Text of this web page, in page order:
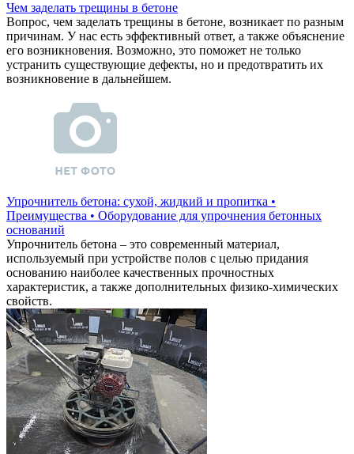
Чем заделать трещины в бетоне
Вопрос, чем заделать трещины в бетоне, возникает по разным
причинам. У нас есть эффективный ответ, а также объяснение
его возникновения. Возможно, это поможет не только
устранить существующие дефекты, но и предотвратить их
возникновение в дальнейшем.
Упрочнитель бетона: сухой, жидкий и пропитка •
Преимущества • Оборудование для упрочнения бетонных
оснований
Упрочнитель бетона – это современный материал,
используемый при устройстве полов с целью придания
основанию наиболее качественных прочностных
характеристик, а также дополнительных физико-химических
свойств.